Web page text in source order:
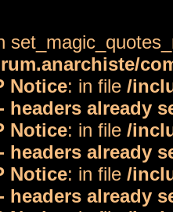
Notice: in file /
headers already
Notice: in file /
headers already
Notice: in file /
headers already